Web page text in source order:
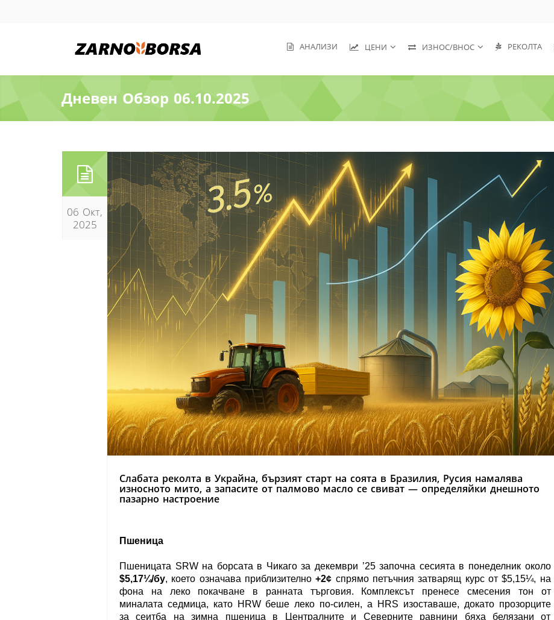
АНАЛИЗИ ЦЕНИ ИЗНОС/ВНОС РЕКОЛТА
Дневен Обзор 06.10.2025
06 Окт,
2025
Слабата реколта в Украйна, бързият старт на соята в Бразилия, Русия намалява
износното мито, а запасите от палмово масло се свиват — определяйки днешното
пазарно настроение
Пшеница
Пшеницата SRW на борсата в Чикаго за декември ’25 започна сесията в понеделник около
$5,17¼/бу, което означава приблизително+2¢ спрямо петъчния затварящ курс от $5,15¼, на
фона на леко покачване в ранната търговия. Комплексът пренесе смесения тон от
миналата седмица, като HRW беше леко по-силен, а HRS изоставаше, докато прозорците
за сеитба на зимна пшеница в Централните и Северните равнини бяха белязани от